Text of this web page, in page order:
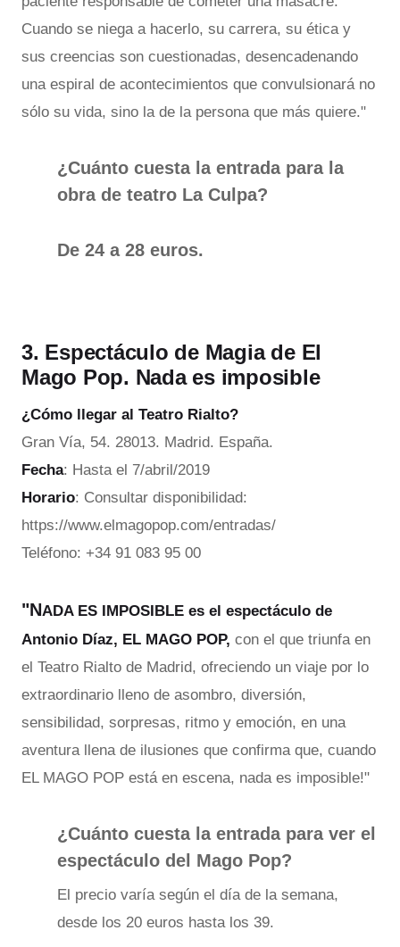
Cuando se niega a hacerlo, su carrera, su ética y
sus creencias son cuestionadas, desencadenando
una espiral de acontecimientos que convulsionará no
sólo su vida, sino la de la persona que más quiere."
¿Cuánto cuesta la entrada para la
obra de teatro La Culpa?
De 24 a 28 euros.
3. Espectáculo de Magia de El
Mago Pop. Nada es imposible
¿Cómo llegar al Teatro Rialto?
Gran Vía, 54. 28013. Madrid. España.
Fecha: Hasta el 7/abril/2019
Horario: Consultar disponibilidad:
https://www.elmagopop.com/entradas/
Teléfono: +34 91 083 95 00
"NADA ES IMPOSIBLE es el espectáculo de
Antonio Díaz, EL MAGO POP, con el que triunfa en
el Teatro Rialto de Madrid, ofreciendo un viaje por lo
extraordinario lleno de asombro, diversión,
sensibilidad, sorpresas, ritmo y emoción, en una
aventura llena de ilusiones que confirma que, cuando
EL MAGO POP está en escena, nada es imposible!"
¿Cuánto cuesta la entrada para ver el
espectáculo del Mago Pop?
El precio varía según el día de la semana,
desde los 20 euros hasta los 39.